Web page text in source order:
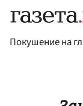
Покушение на